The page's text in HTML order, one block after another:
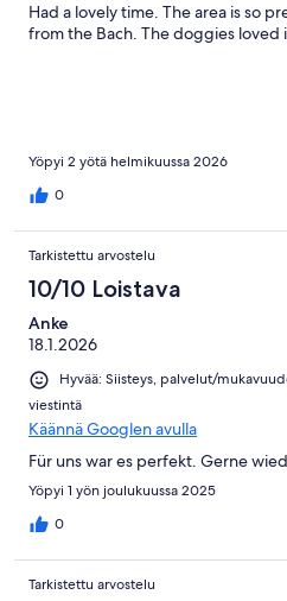
Had a lovely time. The area is so
from the Bach. The doggies loved
Yöpyi 2 yötä helmikuussa 2026
0
Tarkistettu arvostelu
10/10 Loistava
Anke
18.1.2026
Hyvää: Siisteys, palvelut/
viestintä
Käännä Googlen avulla
Für uns war es perfekt. Gerne
Yöpyi 1 yön joulukuussa 2025
0
Tarkistettu arvostelu